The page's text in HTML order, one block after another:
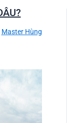
Master Hùng